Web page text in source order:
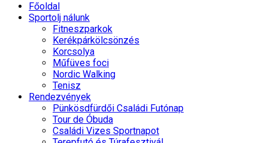
Főoldal
Sportolj nálunk
Fitneszparkok
Kerékpárkölcsönzés
Korcsolya
Műfüves foci
Nordic Walking
Tenisz
Rendezvények
Pünkösdfürdői Családi Futónap
Tour de Óbuda
Családi Vizes Sportnapot